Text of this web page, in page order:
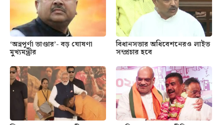
‘অন্নপূর্ণা ভাণ্ডার’- বড় ঘোষণা
মুখ্যমন্ত্রীর
বিধানসভার অধিবেশনেরও লাইভ
সম্প্রচার হবে